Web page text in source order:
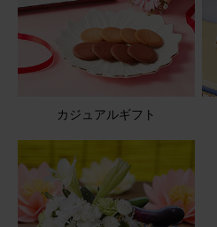
カジュアルギフト